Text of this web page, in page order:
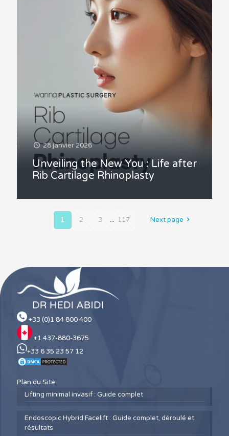
28 janvier 2026
Unveiling the New You : Life after
Rib Cartilage Rhinoplasty
1 2 3 ... 117 Next page
+33 (0)1 84 800 400
+1 437-880-3675
+33 6 35 23 57 12
Plan du Site
Lifting minimal invasif : Guide complet
Endoscopic Hybrid Facelift : Guide complet, déroulé et
résultats